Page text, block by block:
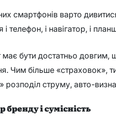
смартфонів варто
і навігатор, і
має бути достатньо
Чим більше «страховок»,
струму, авто-
бренду і сумісність